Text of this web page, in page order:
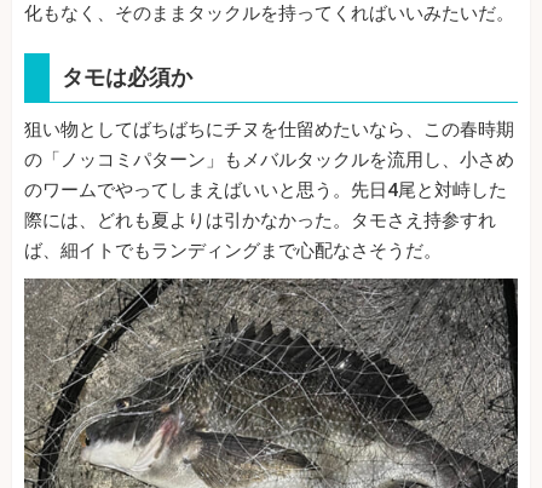
化もなく、そのままタックルを持ってくればいいみたいだ。
タモは必須か
狙い物としてばちばちにチヌを仕留めたいなら、この春時期
の「ノッコミパターン」もメバルタックルを流用し、小さめ
のワームでやってしまえばいいと思う。先日4尾と対峙した
際には、どれも夏よりは引かなかった。タモさえ持参すれ
ば、細イトでもランディングまで心配なさそうだ。